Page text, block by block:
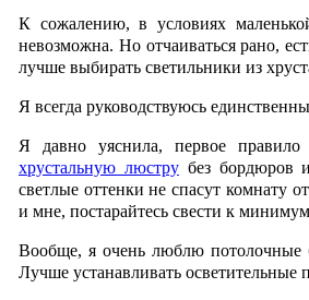
К сожалению, в условиях
невозможна. Но отчаиваться рано,
лучше выбирать светильники из
Я всегда руководствуюсь
Я давно уяснила, первое
хрустальную люструбез бордюров
светлые оттенки не спасут комнату
и мне, постарайтесь свести к
Вообще, я очень люблю потолочные
Лучше устанавливать осветительные